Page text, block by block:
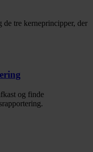
de tre kerneprincipper, der
og finde